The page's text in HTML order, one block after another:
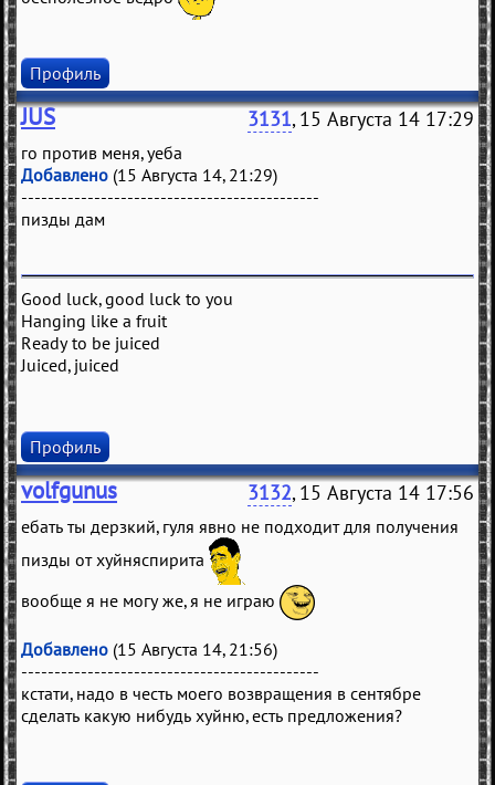
Профиль
JUS 3131, 15 Августа 14 17:29
го против меня, уеба
Добавлено (15 Августа 14, 21:29)
---------------------------------------------
пизды дам
Good luck, good luck to you
Hanging like a fruit
Ready to be juiced
Juiced, juiced
Профиль
volfgunus 3132, 15 Августа 14 17:56
ебать ты дерзкий, гуля явно не подходит для получения
пизды от хуйняспирита
вообще я не могу же, я не играю
Добавлено (15 Августа 14, 21:56)
---------------------------------------------
кстати, надо в честь моего возвращения в сентябре
сделать какую нибудь хуйню, есть предложения?